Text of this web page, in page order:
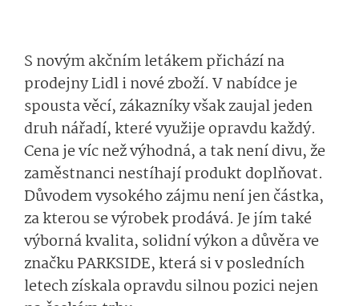
S novým akčním letákem přichází na
prodejny Lidl i nové zboží. V nabídce je
spousta věcí, zákazníky však zaujal jeden
druh nářadí, které využije opravdu každý.
Cena je víc než výhodná, a tak není divu, že
zaměstnanci nestíhají produkt doplňovat.
Důvodem vysokého zájmu není jen částka,
za kterou se výrobek prodává. Je jím také
výborná kvalita, solidní výkon a důvěra ve
značku PARKSIDE, která si v posledních
letech získala opravdu silnou pozici nejen